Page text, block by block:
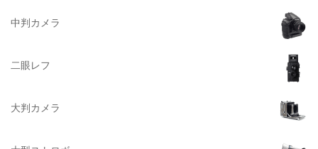
ACQUAPAZZA（アクアパッツァ）
AGFA（アグフア）
ALPA（アルパ）
中判カメラ
二眼レフ
大判カメラ